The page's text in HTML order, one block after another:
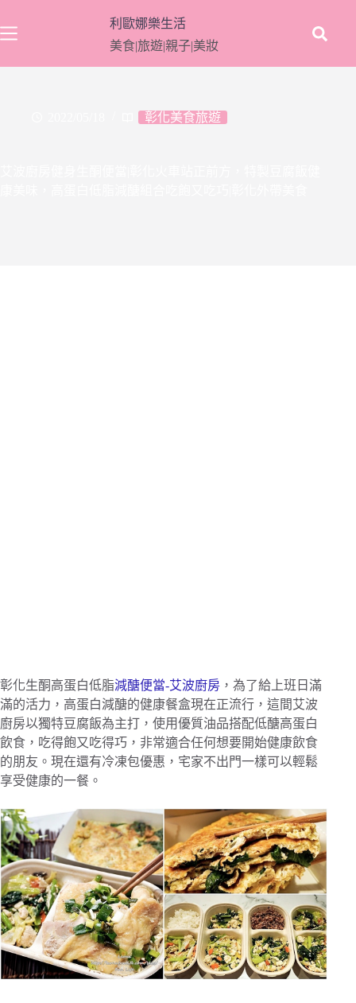
至
要
利歐娜樂生活
美食|旅遊|親子|美妝
彰化美食旅遊
彰化生酮高蛋白低脂減醣便當-艾波廚房 ，為了給上班日滿
滿的活力，高蛋白減醣的健康餐盒現在正流行，這間艾波
廚房以獨特豆腐飯為主打，使用優質油品搭配低醣高蛋白
飲食，吃得飽又吃得巧，非常適合任何想要開始健康飲食
的朋友。現在還有冷凍包優惠，宅家不出門一樣可以輕鬆
享受健康的一餐。